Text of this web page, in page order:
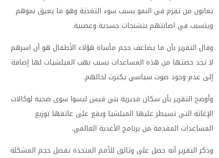
يعانون من تقزم في النمو بسبب سوء التغذية وهو ما يعيق نموهم
ويتسبب في اصابتهم بتشنجات جسدية وعصبية.
وقال التقرير بأن ما يضاعف حجم مأساة هؤلاء الأطفال هو أن اسرهم
لا تجد حصتها من هذه المساعدات بسبب نهب الميلشيات لها إضافة
إلى عدم وجود صوت سياسي يكترث لحالهم.
وأوضح التقرير بأن سكان مديرية بني قيس ليسوا سوى ضحية لوكالات
الإغاثة التي تسيطر عليها الميلشيا ويقع على عاتقها توزيع
المساعدات المقدمة من برنامج الأغذية العالمي.
وذكر التقرير أنه حصل على وثائق للأمم المتحدة تفصل حجم المشكلة